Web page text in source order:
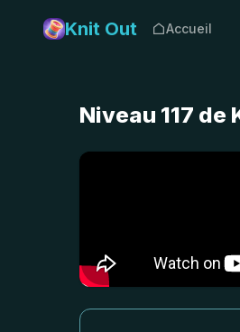
Knit Out Accueil
Niveau 117 de